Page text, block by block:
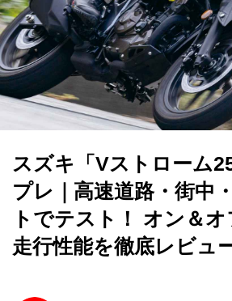
スズキ「Vストローム
プレ｜高速道路・街中
トでテスト！ オン＆
走行性能を徹底レビュ